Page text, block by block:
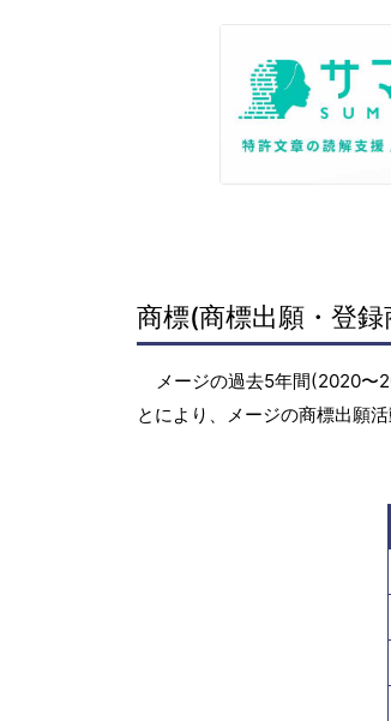
商標(商標出願・登
メージの過去5年間(2020〜
とにより、メージの商標出願